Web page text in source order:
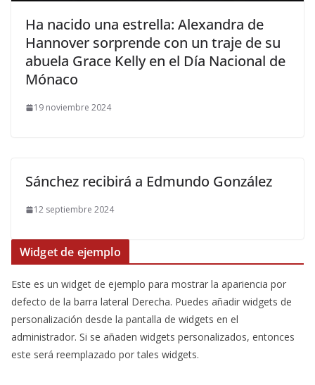
​Ha nacido una estrella: Alexandra de
Hannover sorprende con un traje de su
abuela Grace Kelly en el Día Nacional de
Mónaco
19 noviembre 2024
Sánchez recibirá a Edmundo González
12 septiembre 2024
Widget de ejemplo
Este es un widget de ejemplo para mostrar la apariencia por
defecto de la barra lateral Derecha. Puedes añadir widgets de
personalización desde la pantalla de widgets en el
administrador. Si se añaden widgets personalizados, entonces
este será reemplazado por tales widgets.